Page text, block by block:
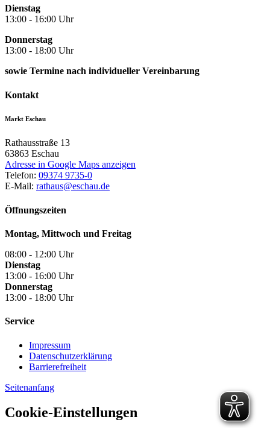
Dienstag
13:00 - 16:00 Uhr
Donnerstag
13:00 - 18:00 Uhr
sowie Termine nach individueller Vereinbarung
Kontakt
Markt Eschau
Rathausstraße 13
63863 Eschau
Adresse in Google Maps anzeigen
Telefon: 09374 9735-0
E-Mail: rathaus@eschau.de
Öffnungszeiten
Montag, Mittwoch und Freitag
08:00 - 12:00 Uhr
Dienstag
13:00 - 16:00 Uhr
Donnerstag
13:00 - 18:00 Uhr
Service
Impressum
Datenschutzerklärung
Barrierefreiheit
Seitenanfang
Cookie-Einstellungen